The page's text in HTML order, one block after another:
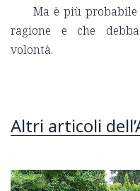
Ma è più probabile
ragione e che
volontà.
Altri articoli